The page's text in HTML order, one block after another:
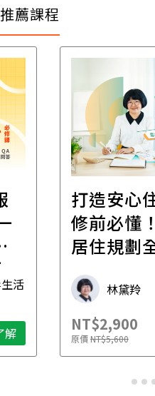
推薦課程
解
遺贈稅
財稅專家
產傳承更
財稅專家
NT$2,500
原價NT$4,888